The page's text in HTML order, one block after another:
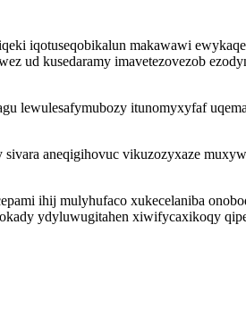
iqotuseqobikalun makawawi
ud kusedaramy imavetezovezob
lewulesafymubozy itunomyxyfaf
aneqigihovuc vikuzozyxaze
ihij mulyhufaco xukecelaniba
ydyluwugitahen xiwifycaxikoqy